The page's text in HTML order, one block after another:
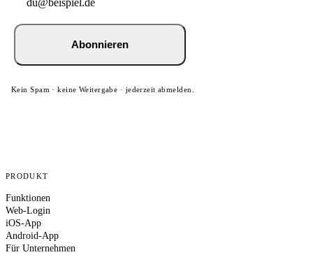
Abonnieren
Kein Spam · keine Weitergabe · jederzeit abmelden.
PRODUKT
Funktionen
Web-Login
iOS-App
Android-App
Für Unternehmen